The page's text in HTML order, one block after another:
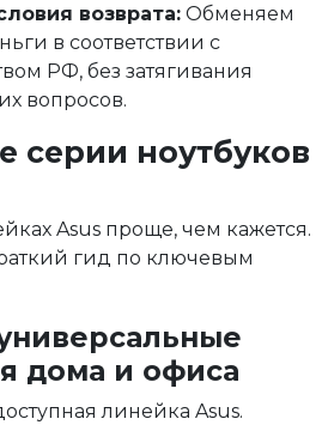
возврата: Обменяем
в соответствии с
РФ, без затягивания
вопросов.
серии ноутбуков
Asus проще, чем кажется.
гид по ключевым
дома и офиса
линейка Asus.